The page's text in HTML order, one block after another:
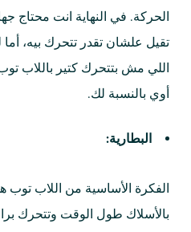
الحركة. في النهاية انت محتاج
تقيل علشان تقدر تتحرك بيه،
اللي مش بتتحرك كتير باللاب
أوي بالنسبة لك.
البطارية:
الفكرة الأساسية من اللاب
بالأسلاك طول الوقت وتتحرك